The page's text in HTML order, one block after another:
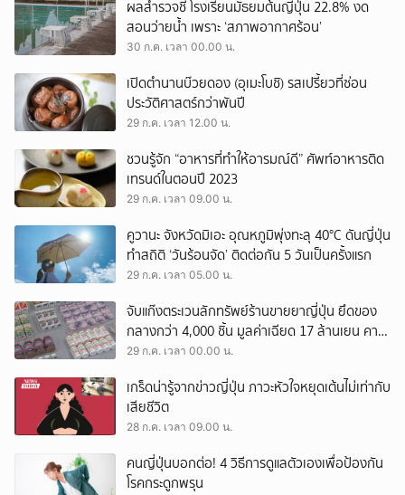
ผลสำรวจชี้ โรงเรียนมัธยมต้นญี่ปุ่น 22.8% งด
สอนว่ายน้ำ เพราะ ‘สภาพอากาศร้อน’
30 ก.ค. เวลา 00.00 น.
เปิดตำนานบ๊วยดอง (อุเมะโบชิ) รสเปรี้ยวที่ซ่อน
ประวัติศาสตร์กว่าพันปี
29 ก.ค. เวลา 12.00 น.
ชวนรู้จัก “อาหารที่ทำให้อารมณ์ดี” ศัพท์อาหารติด
เทรนด์ในตอนปี 2023
29 ก.ค. เวลา 09.00 น.
คูวานะ จังหวัดมิเอะ อุณหภูมิพุ่งทะลุ 40°C ดันญี่ปุ่น
ทำสถิติ ‘วันร้อนจัด’ ติดต่อกัน 5 วันเป็นครั้งแรก
29 ก.ค. เวลา 05.00 น.
จับแก๊งตระเวนลักทรัพย์ร้านขายยาญี่ปุ่น ยึดของ
กลางกว่า 4,000 ชิ้น มูลค่าเฉียด 17 ล้านเยน คาด
ส่งกลับขายเวียดนาม
29 ก.ค. เวลา 00.00 น.
เกร็ดน่ารู้จากข่าวญี่ปุ่น ภาวะหัวใจหยุดเต้นไม่เท่ากับ
เสียชีวิต
28 ก.ค. เวลา 09.00 น.
คนญี่ปุ่นบอกต่อ! 4 วิธีการดูแลตัวเองเพื่อป้องกัน
โรคกระดูกพรุน